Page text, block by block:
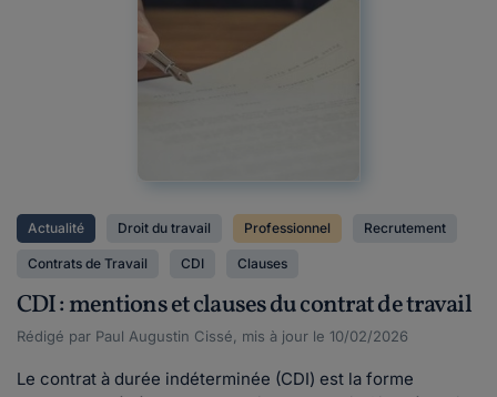
Actualité Droit du travail Professionnel Recrutement
Contrats de Travail CDI Clauses
CDI : mentions et clauses du contrat de travail
Rédigé par Paul Augustin Cissé, mis à jour le 10/02/2026
Le contrat à durée indéterminée (CDI) est la forme